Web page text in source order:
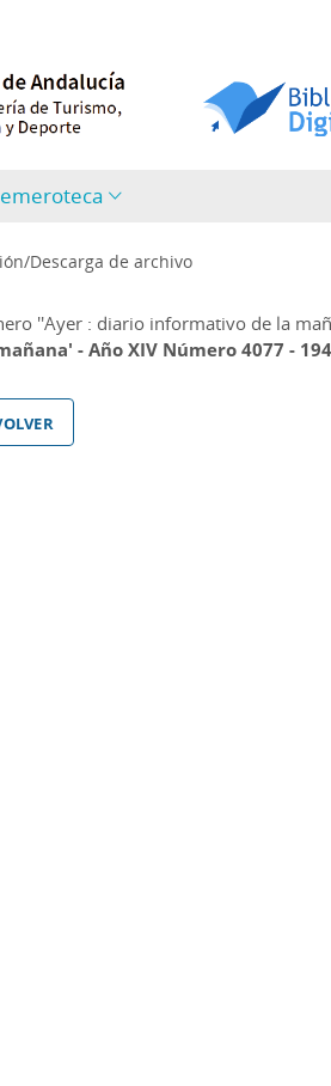
Descarga de archivo
''Ayer : diario informativo de la
- Año XIV Número 4077 -